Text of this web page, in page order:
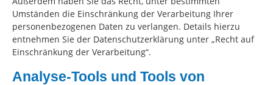
Umständen die Einschränkung der Verarbeitung Ihrer
personenbezogenen Daten zu verlangen. Details hierzu
entnehmen Sie der Datenschutzerklärung unter „Recht auf
Einschränkung der Verarbeitung“.
Analyse-Tools und Tools von